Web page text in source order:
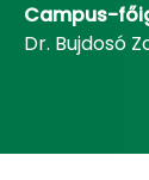
Campus-
Dr. Bujdosó